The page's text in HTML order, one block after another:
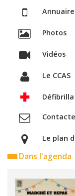
Annuaire
Photos
Vidéos
Le CCAS
Le plan
Dans l'agenda